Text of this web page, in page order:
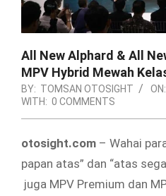
All New Alphard & All
MPV Hybrid Mewah
BY: TOMSAN OTOSIGHT ON:
WITH: 0 COMMENTS
otosight.com – Wahai
papan atas” dan “atas
juga MPV Premium dan